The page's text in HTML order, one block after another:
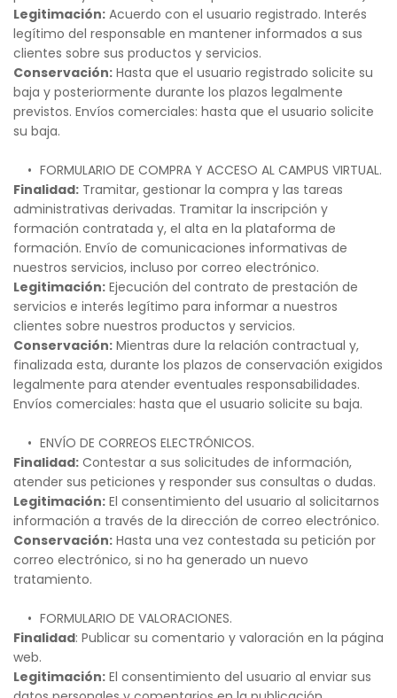
Legitimación: Acuerdo con el usuario registrado. Interés
legítimo del responsable en mantener informados a sus
clientes sobre sus productos y servicios.
Conservación: Hasta que el usuario registrado solicite su
baja y posteriormente durante los plazos legalmente
previstos. Envíos comerciales: hasta que el usuario solicite
su baja.
FORMULARIO DE COMPRA Y ACCESO AL CAMPUS VIRTUAL.
Finalidad: Tramitar, gestionar la compra y las tareas
administrativas derivadas. Tramitar la inscripción y
formación contratada y, el alta en la plataforma de
formación. Envío de comunicaciones informativas de
nuestros servicios, incluso por correo electrónico.
Legitimación: Ejecución del contrato de prestación de
servicios e interés legítimo para informar a nuestros
clientes sobre nuestros productos y servicios.
Conservación: Mientras dure la relación contractual y,
finalizada esta, durante los plazos de conservación exigidos
legalmente para atender eventuales responsabilidades.
Envíos comerciales: hasta que el usuario solicite su baja.
ENVÍO DE CORREOS ELECTRÓNICOS.
Finalidad: Contestar a sus solicitudes de información,
atender sus peticiones y responder sus consultas o dudas.
Legitimación: El consentimiento del usuario al solicitarnos
información a través de la dirección de correo electrónico.
Conservación: Hasta una vez contestada su petición por
correo electrónico, si no ha generado un nuevo
tratamiento.
FORMULARIO DE VALORACIONES.
Finalidad: Publicar su comentario y valoración en la página
web.
Legitimación: El consentimiento del usuario al enviar sus